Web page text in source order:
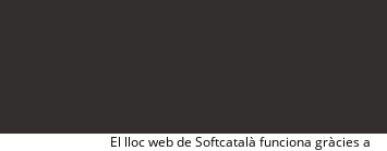
El lloc web de Softcatalà funciona gràcies a